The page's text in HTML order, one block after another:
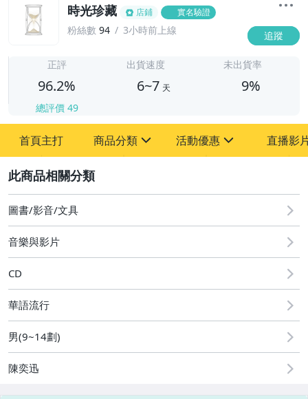
時光珍藏 店鋪 實名驗證
粉絲數 94 3小時前上線 追蹤
正評
96.2%
總評價 49
出貨速度
6~7 天
未出貨率
9%
首頁主打 商品分類
其它
活動優惠
[全店] 粉絲專享
[全店] 週年慶
直播影
圖書/影音/文具
音樂與影片
CD
華語流行
男(9~14劃)
陳奕迅